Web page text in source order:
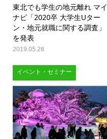
東北でも学生の地元離れ マイ
ナビ「2020卒 大学生Uター
ン・地元就職に関する調査」
を発表
2019.05.28
イベント・セミナー